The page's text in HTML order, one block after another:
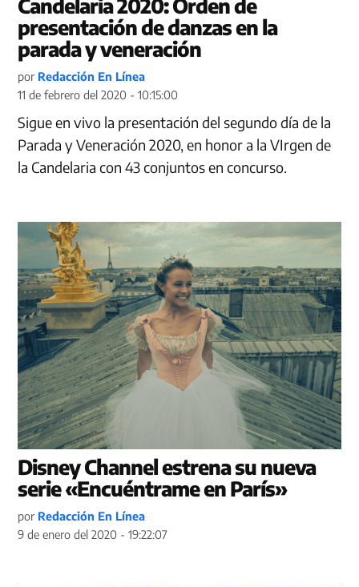
Candelaria 2020: Orden de
presentación de danzas en la
parada y veneración
por Redacción En Línea
11 de febrero del 2020 - 10:15:00
Sigue en vivo la presentación del segundo día de la
Parada y Veneración 2020, en honor a la VIrgen de
la Candelaria con 43 conjuntos en concurso.
Disney Channel estrena su nueva
serie «Encuéntrame en París»
por Redacción En Línea
9 de enero del 2020 - 19:22:07